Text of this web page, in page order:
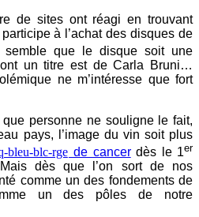
de sites ont réagi en trouvant
à l’achat des disques de
que le disque soit une
un titre est de Carla Bruni…
ne m’intéresse que fort
personne ne souligne le fait,
pays, l’image du vin soit plus
de cancerdès le 1er
dès que l’on sort de nos
comme un des fondements de
un des pôles de notre